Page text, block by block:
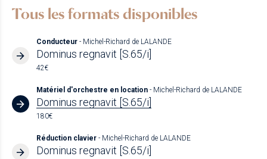
Tous les formats disponibles
Conducteur - Michel-Richard de LALANDE
Dominus regnavit [S.65/i]
42€
Matériel d'orchestre en location - Michel-Richard de LALANDE
Dominus regnavit [S.65/i]
180€
Réduction clavier - Michel-Richard de LALANDE
Dominus regnavit [S.65/i]